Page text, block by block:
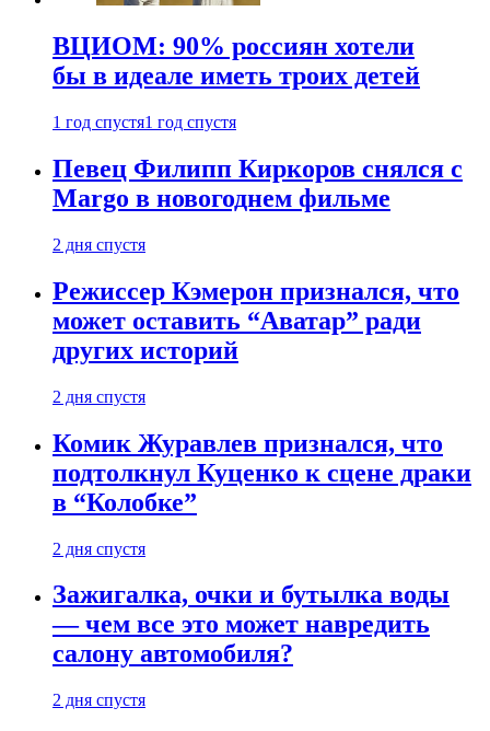
ВЦИОМ: 90% россиян хотели
бы в идеале иметь троих детей
1 год спустя1 год спустя
Певец Филипп Киркоров снялся с
Margo в новогоднем фильме
2 дня спустя
Режиссер Кэмерон признался, что
может оставить “Аватар” ради
других историй
2 дня спустя
Комик Журавлев признался, что
подтолкнул Куценко к сцене драки
в “Колобке”
2 дня спустя
Зажигалка, очки и бутылка воды
— чем все это может навредить
салону автомобиля?
2 дня спустя